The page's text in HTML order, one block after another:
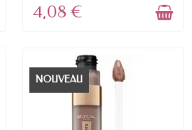
4,08 €
NOUVEAU